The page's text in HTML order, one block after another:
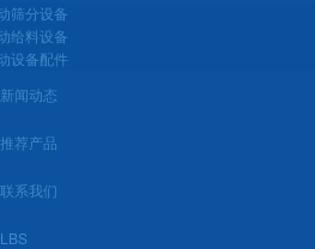
筛分设备
给料设备
设备配件
新闻动态
推荐产品
联系我们
LBS